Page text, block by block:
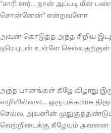
“சாரி சார்… நான் அப்படி மீன்
சொன்னேன்” என்றவளோ
அவன் கொடுத்த அந்த சிறிய
டிரெயுடன் உள்ளே
அந்த பானங்கள் கீழே விழாது
வழியில்லை… ஒரு பக்கமாக
செல்ல, அவனின்
வெற்றிடைக்கு கீழேயும்